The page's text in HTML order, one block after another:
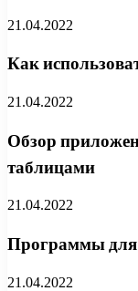
21.04.2022
Как
21.04.2022
Обзор
таблицами
21.04.2022
Программы
21.04.2022